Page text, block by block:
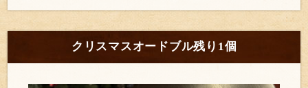
クリスマスオードブル残り1個